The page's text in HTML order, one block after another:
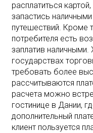
расплатиться
запастись
путешествий. Кроме
потребителя есть
заплатив
государствах
требовать более
рассчитываются
расчета можно
гостинице в Дании,
дополнительный
клиент пользуется